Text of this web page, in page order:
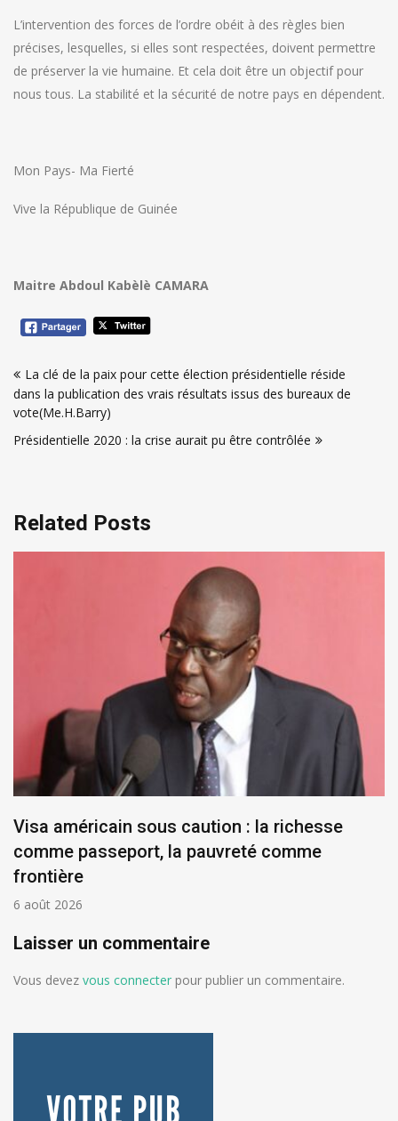
L’intervention des forces de l’ordre obéit à des règles bien
précises, lesquelles, si elles sont respectées, doivent permettre
de préserver la vie humaine. Et cela doit être un objectif pour
nous tous. La stabilité et la sécurité de notre pays en dépendent.
Mon Pays- Ma Fierté
Vive la République de Guinée
Maitre Abdoul Kabèlè CAMARA
de
l’article
La clé de la paix pour cette élection présidentielle réside
dans la publication des vrais résultats issus des bureaux de
vote(Me.H.Barry)
Présidentielle 2020 : la crise aurait pu être contrôlée
Related Posts
Visa américain sous caution : la richesse
comme passeport, la pauvreté comme
frontière
6 août 2026
Laisser un commentaire
Vous devez vous connecter pour publier un commentaire.